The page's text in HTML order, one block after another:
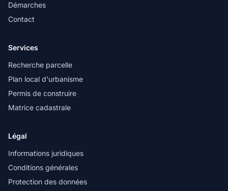
Démarches
Contact
Services
Recherche parcelle
Plan local d'urbanisme
Permis de construire
Matrice cadastrale
Légal
Informations juridiques
Conditions générales
Protection des données